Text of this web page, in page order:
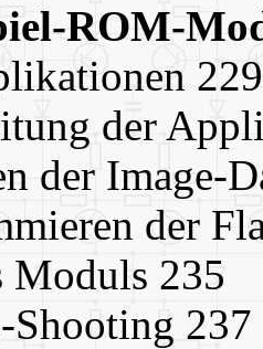
ROM-
229
der
der Image-
der
Moduls 235
Shooting 237